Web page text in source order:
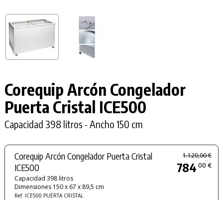
Corequip Arcón Congelador
Puerta Cristal ICE500
Capacidad 398 litros - Ancho 150 cm
Corequip Arcón Congelador Puerta Cristal
ICE500
Capacidad 398 litros
Dimensiones 150 x 67 x 89,5 cm
Ref. ICE500 PUERTA CRISTAL
1.120,00 €
784 00 €